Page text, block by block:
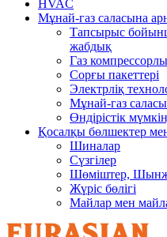
HVAC
Мұнай-газ саласына
Тапсырыс
жабдық
Газ
Сорғы пакеттері
Электрліқ
Мұнай-газ
Өндірістік
Қосалқы бөлшектер
Шиналар
Сүзгілер
Шөміштер,
Жүріс бөлігі
Майлар мен